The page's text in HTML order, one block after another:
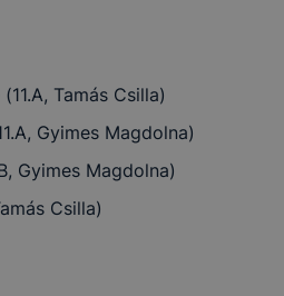
Tamás Csilla)
Gyimes Magdolna)
Gyimes Magdolna)
Csilla)